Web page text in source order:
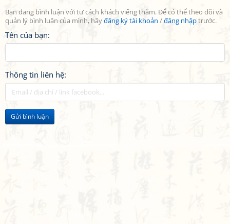
Bạn đang bình luận với tư cách khách viếng thăm. Để có thể theo dõi và
quản lý bình luận của mình, hãyđăng ký tài khoản /đăng nhậptrước.
Tên của bạn:
Thông tin liên hệ:
Gửi bình luận